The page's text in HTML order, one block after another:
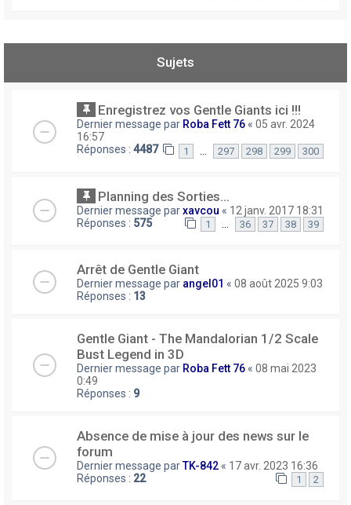
Sujets
Enregistrez vos Gentle Giants ici !!!
Dernier message par Roba Fett 76 « 05 avr. 2024
16:57
Réponses : 4487 1 297 298 299 300
Planning des Sorties...
Dernier message parxavcou « 12 janv. 2017 18:31
Réponses : 575 1 36 37 38 39
Arrêt de Gentle Giant
Dernier message par angel01 « 08 août 2025 9:03
Réponses : 13
Gentle Giant - The Mandalorian 1/2 Scale
Bust Legend in 3D
Dernier message par Roba Fett 76 « 08 mai 2023
0:49
Réponses : 9
Absence de mise à jour des news sur le
forum
Dernier message parTK-842 « 17 avr. 2023 16:36
Réponses : 22 1 2